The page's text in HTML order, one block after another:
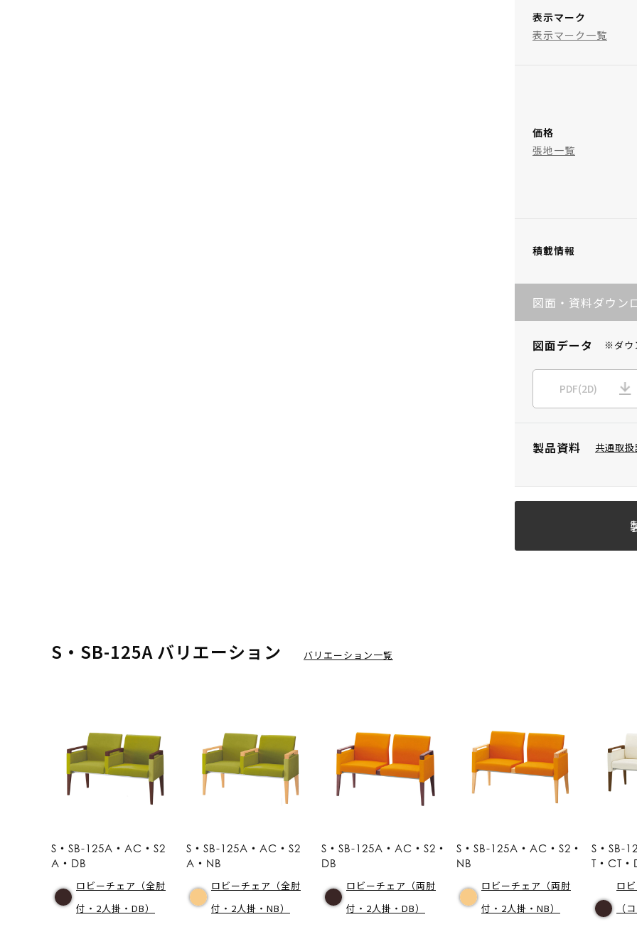
表示マーク
表示マーク一覧
価格
張地一覧
積載情報
図面・資料ダウン
図面データ ※ダウ
PDF(2D)
製品資料 共通取
S・SB-125A バリエーション バリエーション一覧
S・SB-125A・AC・S2
A・DB
ロビーチェア（全肘
付・2人掛・DB）
S・SB-125A・AC・S2
A・NB
ロビーチェア（全肘
付・2人掛・NB）
S・SB-125A・AC・S2・
DB
ロビーチェア（両肘
付・2人掛・DB）
S・SB-125A・AC・S2・
NB
ロビーチェア（両肘
付・2人掛・NB）
S・SB-
T・CT・
ロ
（